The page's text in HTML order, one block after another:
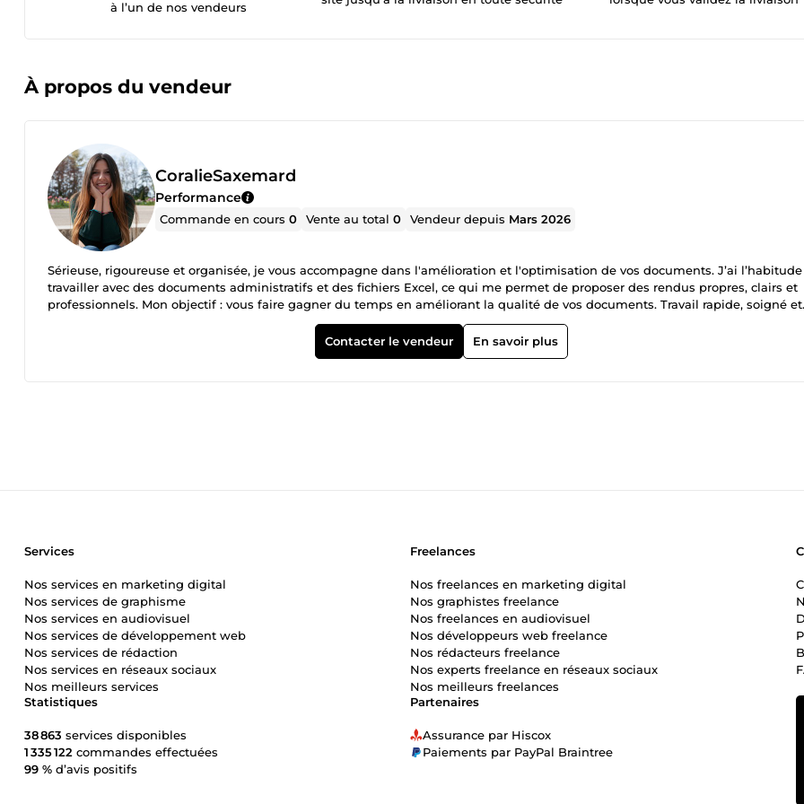
à l’un de nos vendeurs
À propos du vendeur
CoralieSaxemard
Performance
Commande en cours0 Vente au total0 Vendeur depuis Mars 2026
Sérieuse, rigoureuse et organisée, je vous accompagne dans l'amélioration et l'optimisation de vos documents. J’ai
travailler avec des documents administratifs et des fichiers Excel, ce qui me permet de proposer des rendus propres, clairs et
professionnels. Mon objectif : vous faire gagner du temps en améliorant la qualité de vos documents. Travail rapide, soigné et
Contacter le vendeur
En savoir plus
Partenaires
Assurance par Hiscox
Paiements par PayPal Braintree
Statistiques
38 863 services disponibles
1 335 122 commandes effectuées
99 % d’avis positifs
Services
Nos services en marketing digital
Nos services de graphisme
Nos services en audiovisuel
Nos services de développement web
Nos services de rédaction
Nos services en réseaux sociaux
Nos meilleurs services
Freelances
Nos freelances en marketing digital
Nos graphistes freelance
Nos freelances en audiovisuel
Nos développeurs web freelance
Nos rédacteurs freelance
Nos experts freelance en réseaux sociaux
Nos meilleurs freelances